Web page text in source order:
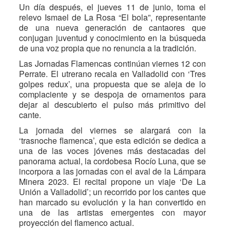
Un día después, el jueves 11 de junio, toma el
relevo Ismael de La Rosa “El bola”, representante
de una nueva generación de cantaores que
conjugan juventud y conocimiento en la búsqueda
de una voz propia que no renuncia a la tradición.
Las Jornadas Flamencas continúan viernes 12 con
Perrate. El utrerano recala en Valladolid con ‘Tres
golpes redux’, una propuesta que se aleja de lo
complaciente y se despoja de ornamentos para
dejar al descubierto el pulso más primitivo del
cante.
La jornada del viernes se alargará con la
‘trasnoche flamenca’, que esta edición se dedica a
una de las voces jóvenes más destacadas del
panorama actual, la cordobesa Rocío Luna, que se
incorpora a las jornadas con el aval de la Lámpara
Minera 2023. El recital propone un viaje ‘De La
Unión a Valladolid’; un recorrido por los cantes que
han marcado su evolución y la han convertido en
una de las artistas emergentes con mayor
proyección del flamenco actual.